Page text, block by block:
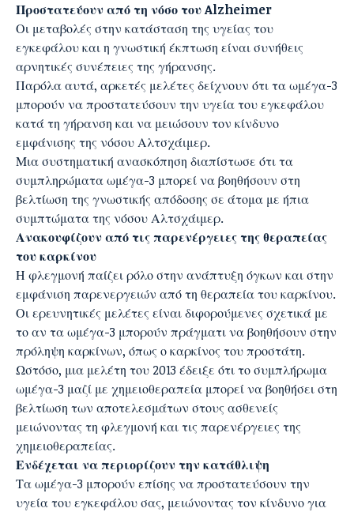
Προστατεύουν από τη νόσο του Alzheimer
Οι μεταβολές στην κατάσταση της υγείας του
εγκεφάλου και η γνωστική έκπτωση είναι συνήθεις
αρνητικές συνέπειες της γήρανσης.
Παρόλα αυτά, αρκετές μελέτες δείχνουν ότι τα ωμέγα-3
μπορούν να προστατεύσουν την υγεία του εγκεφάλου
κατά τη γήρανση και να μειώσουν τον κίνδυνο
εμφάνισης της νόσου Αλτσχάιμερ.
Μια συστηματική ανασκόπηση διαπίστωσε ότι τα
συμπληρώματα ωμέγα-3 μπορεί να βοηθήσουν στη
βελτίωση της γνωστικής απόδοσης σε άτομα με ήπια
συμπτώματα της νόσου Αλτσχάιμερ.
Ανακουφίζουν από τις παρενέργειες της θεραπείας
του καρκίνου
Η φλεγμονή παίζει ρόλο στην ανάπτυξη όγκων και στην
εμφάνιση παρενεργειών από τη θεραπεία του καρκίνου.
Οι ερευνητικές μελέτες είναι διφορούμενες σχετικά με
το αν τα ωμέγα-3 μπορούν πράγματι να βοηθήσουν στην
πρόληψη καρκίνων, όπως ο καρκίνος του προστάτη.
Ωστόσο, μια μελέτη του 2013 έδειξε ότι το συμπλήρωμα
ωμέγα-3 μαζί με χημειοθεραπεία μπορεί να βοηθήσει στη
βελτίωση των αποτελεσμάτων στους ασθενείς
μειώνοντας τη φλεγμονή και τις παρενέργειες της
χημειοθεραπείας.
Ενδέχεται να περιορίζουν την κατάθλιψη
Τα ωμέγα-3 μπορούν επίσης να προστατεύσουν την
υγεία του εγκεφάλου σας, μειώνοντας τον κίνδυνο για